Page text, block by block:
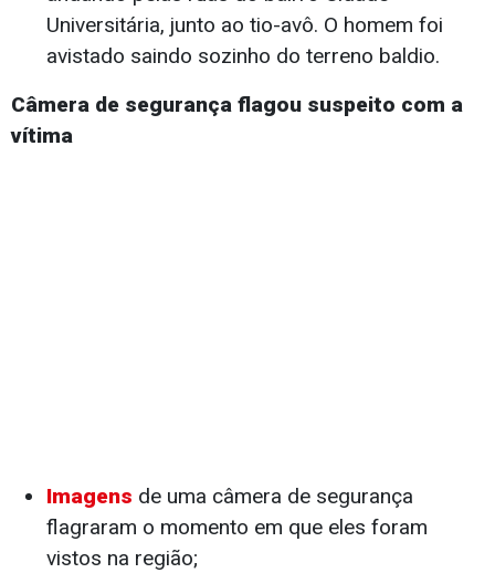
Universitária, junto ao tio-avô. O homem foi
avistado saindo sozinho do terreno baldio.
Câmera de segurança flagou suspeito com a
vítima
Imagens de uma câmera de segurança
flagraram o momento em que eles foram
vistos na região;